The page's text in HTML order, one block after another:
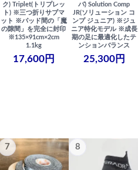
ク) Triplet(トリプレッ
ト) ※三つ折りサブマ
ット ※パッド間の「魔
の隙間」を完全に封印
※135×91cm×2cm
1.1kg
17,600円
バ) Solution Comp
JR(ソリューション コ
ンプ ジュニア) ※ジュ
ニア特化モデル ※成長
期の足に最適化したテ
ンションバランス
25,300円
7 8